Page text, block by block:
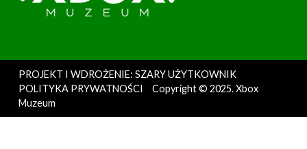
PROJEKT I WDROŻENIE: SZARY UŻYTKOWNIK
POLITYKA PRYWATNOŚCI
Copyright © 2025. Xbox
Muzeum